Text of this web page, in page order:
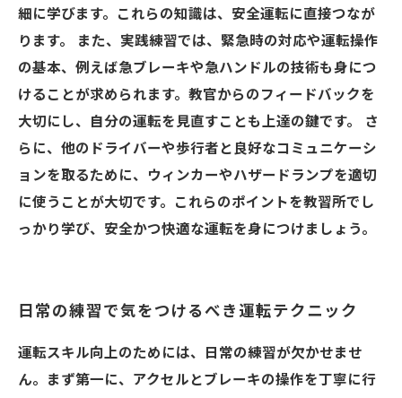
細に学びます。これらの知識は、安全運転に直接つなが
ります。 また、実践練習では、緊急時の対応や運転操作
の基本、例えば急ブレーキや急ハンドルの技術も身につ
けることが求められます。教官からのフィードバックを
大切にし、自分の運転を見直すことも上達の鍵です。 さ
らに、他のドライバーや歩行者と良好なコミュニケーシ
ョンを取るために、ウィンカーやハザードランプを適切
に使うことが大切です。これらのポイントを教習所でし
っかり学び、安全かつ快適な運転を身につけましょう。
日常の練習で気をつけるべき運転テクニック
運転スキル向上のためには、日常の練習が欠かせませ
ん。まず第一に、アクセルとブレーキの操作を丁寧に行